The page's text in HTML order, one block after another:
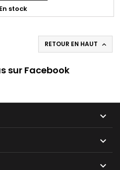
En stock
RETOUR EN HAUT 
sur Facebook


